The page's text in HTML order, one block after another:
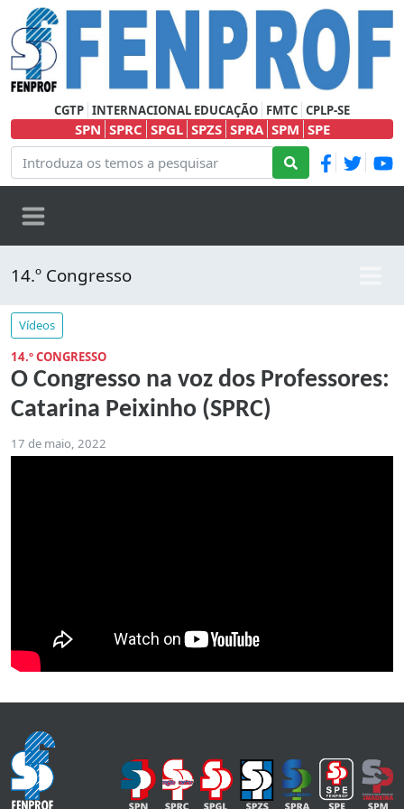
CGTP INTERNACIONAL EDUCAÇÃO FMTC CPLP-SE
SPN SPRC SPGL SPZS SPRA SPM SPE
14.º Congresso
Vídeos
14.º CONGRESSO
O Congresso na voz dos Professores:
Catarina Peixinho (SPRC)
17 de maio, 2022